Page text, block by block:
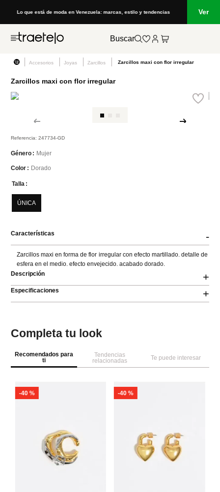
Lo que está de moda en Venezuela: marcas, estilo y tendencias Ver
Buscar
Accesorios Joyas Zarcillos Zarcillos maxi con flor irregular
Zarcillos maxi con flor irregular
Referencia:247734-GD
Género Mujer
Color Dorado
Talla
ÚNICA
Características -
Zarcillos maxi en forma de flor irregular con efecto martillado. detalle de
esfera en el medio. efecto envejecido. acabado dorado.
Descripción
+
Especificaciones +
Completa tu look
Recomendados para
ti
Tendencias
relacionadas
Te puede interesar
-40 % -40 %